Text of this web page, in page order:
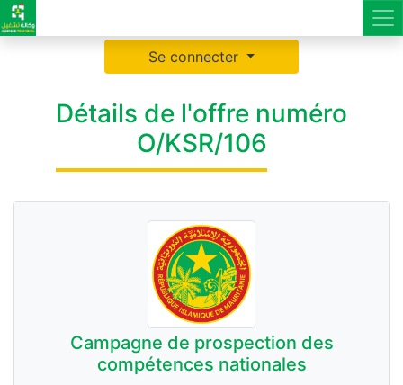
Se connecter
Détails de l'offre numéro
O/KSR/106
Campagne de prospection des
compétences nationales